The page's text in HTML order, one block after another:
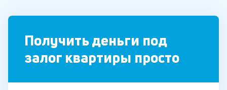
Получить деньги под
залог квартиры просто